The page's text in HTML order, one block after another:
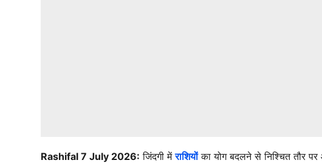
Rashifal 7 July 2026: जिंदगी मेंराशियोंका योग बदलने से निश्चित तौर